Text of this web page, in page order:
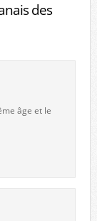
des
âge et le